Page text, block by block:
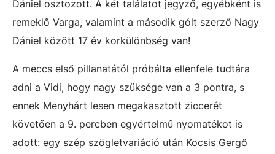
Dániel osztozott. A két találatot jegyző, egyébként is
remeklő Varga, valamint a második gólt szerző Nagy
Dániel között 17 év korkülönbség van!
A meccs első pillanatától próbálta ellenfele tudtára
adni a Vidi, hogy nagy szüksége van a 3 pontra, s
ennek Menyhárt lesen megakasztott ziccerét
követően a 9. percben egyértelmű nyomatékot is
adott: egy szép szögletvariáció után Kocsis Gergő